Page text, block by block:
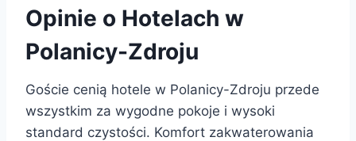
Opinie o Hotelach w
Polanicy-Zdroju
Goście cenią hotele w Polanicy-Zdroju przede
wszystkim za wygodne pokoje i wysoki
standard czystości. Komfort zakwaterowania